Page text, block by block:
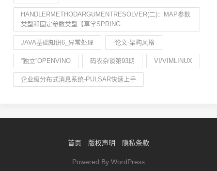
HANDLERMETHODARGUMENTRESOLVER(二)：MAP参数
类型和固定参数类型【享学SPRING
JAVA基础知识6_异常处理 -论文-架构风格
“独立”OPENVINO 码农杂谈第93期 VI/VIMLINUX
企业级分布式消息系统-PULSAR快速上手
首页 版权声明 隐私条款
Powered By WordPress